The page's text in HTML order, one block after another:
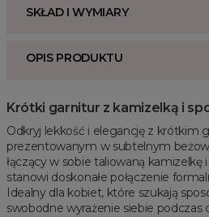
SKŁAD I WYMIARY
OPIS PRODUKTU
Krótki garnitur z kamizelką i
Odkryj lekkość i elegancję z krótkim
prezentowanym w subtelnym
łączący w sobie taliowaną kamizelkę
stanowi doskonałe połączenie
Idealny dla kobiet, które szukają
swobodne wyrażenie siebie podczas